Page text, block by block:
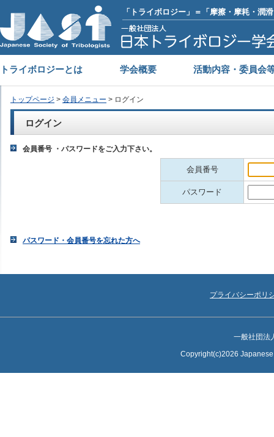
「トライボロジー」＝「摩擦・摩耗・潤
トライボロジーとは 学会概要 活動内容・委員会
トップページ > 会員メニュー > ログイン
ログイン
会員番号 ・パスワードをご入力下さい。
会員番号
パスワード
パスワード・会員番号を忘れた方へ
プライバシーポリ
一般社団法
Copyright(c)2026